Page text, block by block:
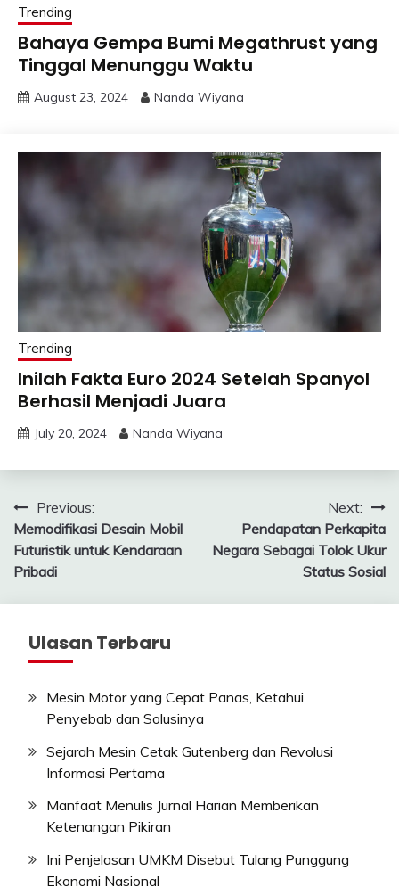
Trending
Bahaya Gempa Bumi Megathrust yang
Tinggal Menunggu Waktu
August 23, 2024 Nanda Wiyana
Trending
Inilah Fakta Euro 2024 Setelah Spanyol
Berhasil Menjadi Juara
July 20, 2024 Nanda Wiyana
Post
navigation
Previous:
Memodifikasi Desain Mobil
Futuristik untuk Kendaraan
Pribadi
Next:
Pendapatan Perkapita
Negara Sebagai Tolok Ukur
Status Sosial
Ulasan Terbaru
Mesin Motor yang Cepat Panas, Ketahui
Penyebab dan Solusinya
Sejarah Mesin Cetak Gutenberg dan Revolusi
Informasi Pertama
Manfaat Menulis Jurnal Harian Memberikan
Ketenangan Pikiran
Ini Penjelasan UMKM Disebut Tulang Punggung
Ekonomi Nasional